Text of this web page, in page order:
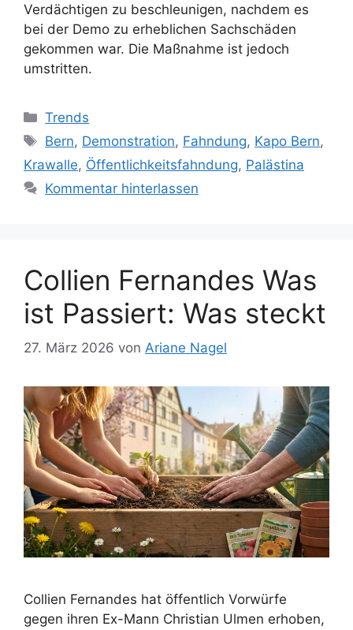
Verdächtigen zu beschleunigen, nachdem es
bei der Demo zu erheblichen Sachschäden
gekommen war. Die Maßnahme ist jedoch
umstritten.
Kategorien
Trends
Schlagwörter
Bern, Demonstration, Fahndung, Kapo Bern,
Krawalle, Öffentlichkeitsfahndung, Palästina
Kommentar hinterlassen
Collien Fernandes Was
ist Passiert: Was steckt
27. März 2026 von Ariane Nagel
Collien Fernandes hat öffentlich Vorwürfe
gegen ihren Ex-Mann Christian Ulmen erhoben,